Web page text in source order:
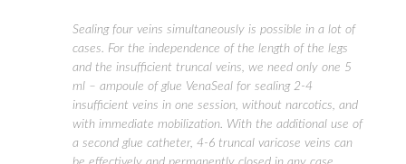
Sealing four veins simultaneously is possible in a lot of
cases. For the independence of the length of the legs
and the insufficient truncal veins, we need only one 5
ml – ampoule of glue VenaSeal for sealing 2-4
insufficient veins in one session, without narcotics, and
with immediate mobilization. With the additional use of
a second glue catheter, 4-6 truncal varicose veins can